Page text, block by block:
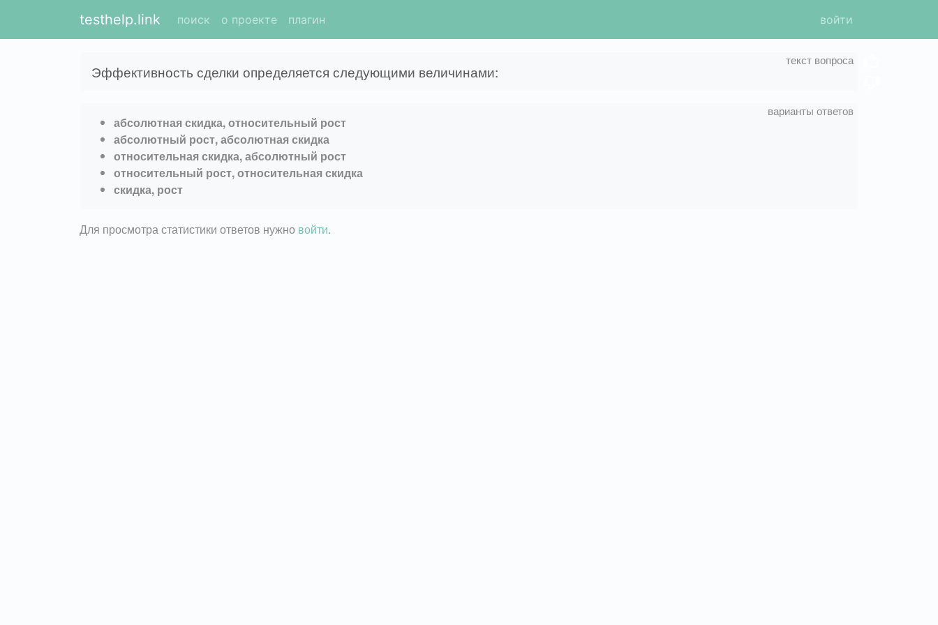
testhelp.link поиск о проекте плагин войти
Эффективность сделки определяется следующими величинами:
абсолютная скидка, относительный рост
абсолютный рост, абсолютная скидка
относительная скидка, абсолютный рост
относительный рост, относительная скидка
скидка, рост
Для просмотра статистики ответов нужно войти.